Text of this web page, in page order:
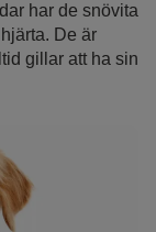
har de snövita
De är
gillar att ha sin